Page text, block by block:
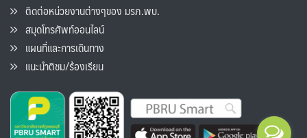
ติดต่อหน่วยงานต่างๆของ มรภ.พบ.
สมุดโทรศัพท์ออนไลน์
แผนที่และการเดินทาง
แนะนำติชม/ร้องเรียน